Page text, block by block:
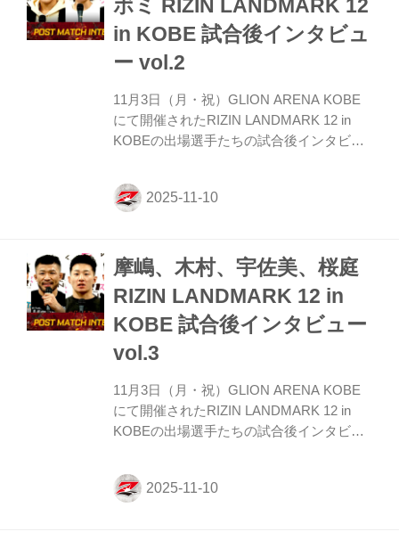
う感じです。 ーー試合の前からもう大爆発
で、試合中も何度もワーッ！という歓声が
上がり、このインタビュールームにも聞こ
ですね。 ー...
ボミ RIZIN LANDMARK 12
in KOBE 試合後インタビュ
ー vol.2
11月3日（月・祝）GLION ARENA KOBE
にて開催されたRIZIN LANDMARK 12 in
KOBEの出場選手たちの試合後インタビュ
「（RENAを）ぶっ潰します。ウザいで
す。ノコノコ出てくんなよって思いまし
持ちの強くていい選手だなって改めて思い
印象を教えてください。 伊澤 結構心が折
れやすいっていう印象を持ってたんですけ
ど、そんなことなくて3ラウンド目まです
持ちがすごい伝わ...
摩嶋、木村、宇佐美、桜庭
RIZIN LANDMARK 12 in
KOBE 試合後インタビュー
vol.3
11月3日（月・祝）GLION ARENA KOBE
にて開催されたRIZIN LANDMARK 12 in
KOBEの出場選手たちの試合後インタビュ
試合もまた一本勝ちしたいんで、また鍛え
るだけ」 ーー試合後の率直な感想をお聞か